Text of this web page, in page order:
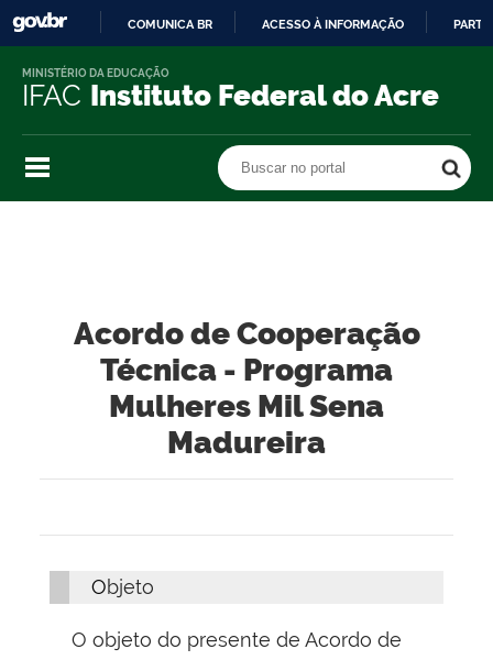
O
COMUNICA BR ACESSO À INFORMAÇÃO
IFAC Instituto Federal do Acre
MINISTÉRIO DA EDUCAÇÃO
Buscar no portal
Acordo de Cooperação
Técnica - Programa
Mulheres Mil Sena
Madureira
Objeto
O objeto do presente de Acordo de